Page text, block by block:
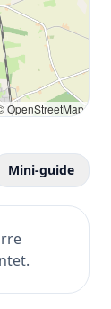
OpenStreetMap
Mini-guide